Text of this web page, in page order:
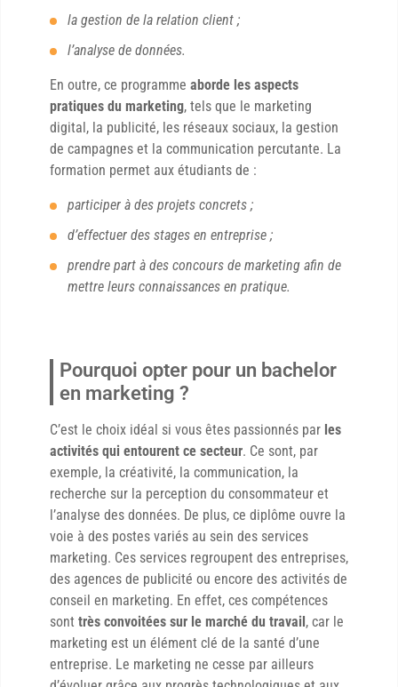
la gestion de la relation client ;
l’analyse de données.
En outre, ce programme aborde les aspects
pratiques du marketing, tels que le marketing
digital, la publicité, les réseaux sociaux, la gestion
de campagnes et la communication percutante. La
formation permet aux étudiants de :
participer à des projets concrets ;
d’effectuer des stages en entreprise ;
prendre part à des concours de marketing afin de
mettre leurs connaissances en pratique.
Pourquoi opter pour un bachelor
en marketing ?
C’est le choix idéal si vous êtes passionnés par les
activités qui entourent ce secteur. Ce sont, par
exemple, la créativité, la communication, la
recherche sur la perception du consommateur et
l’analyse des données. De plus, ce diplôme ouvre la
voie à des postes variés au sein des services
marketing. Ces services regroupent des entreprises,
des agences de publicité ou encore des activités de
conseil en marketing. En effet, ces compétences
sont très convoitées sur le marché du travail, car le
marketing est un élément clé de la santé d’une
entreprise. Le marketing ne cesse par ailleurs